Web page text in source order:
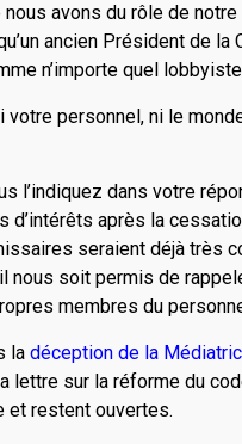
nous avons du rôle de
ancien Président de
n’importe quel
votre personnel, ni le
l’indiquez dans votre
d’inté­rêts après la
seraient déjà très
nous soit permis de
membres du
la déception de la
sur la réforme du
et restent ou­vertes.